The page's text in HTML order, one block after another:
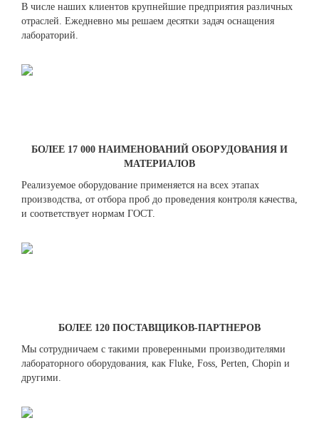
В числе наших клиентов крупнейшие предприятия различных
отраслей. Ежедневно мы решаем десятки задач оснащения
лабораторий.
БОЛЕЕ 17 000 НАИМЕНОВАНИЙ ОБОРУДОВАНИЯ И
МАТЕРИАЛОВ
Реализуемое оборудование применяется на всех этапах
производства, от отбора проб до проведения контроля качества,
и соответствует нормам ГОСТ.
БОЛЕЕ 120 ПОСТАВЩИКОВ-ПАРТНЕРОВ
Мы сотрудничаем с такими проверенными производителями
лабораторного оборудования, как Fluke, Foss, Perten, Chopin и
другими.